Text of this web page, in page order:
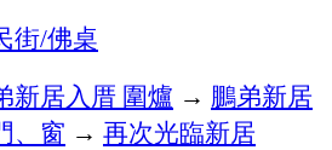
街/佛桌
新居入厝 圍爐 → 鵬弟新居
、窗 → 再次光臨新居